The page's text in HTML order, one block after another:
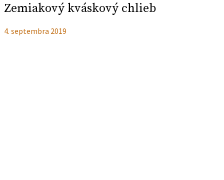
Zemiakový kváskový chlieb
4. septembra 2019